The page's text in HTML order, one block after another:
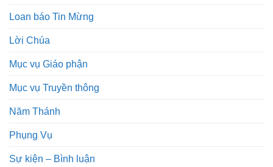
Loan báo Tin Mừng
Lời Chúa
Mục vụ Giáo phận
Mục vụ Truyền thông
Năm Thánh
Phụng Vụ
Sự kiện – Bình luận